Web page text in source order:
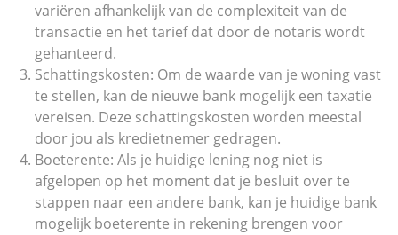
variëren afhankelijk van de complexiteit van de
transactie en het tarief dat door de notaris wordt
gehanteerd.
Schattingskosten: Om de waarde van je woning vast
te stellen, kan de nieuwe bank mogelijk een taxatie
vereisen. Deze schattingskosten worden meestal
door jou als kredietnemer gedragen.
Boeterente: Als je huidige lening nog niet is
afgelopen op het moment dat je besluit over te
stappen naar een andere bank, kan je huidige bank
mogelijk boeterente in rekening brengen voor